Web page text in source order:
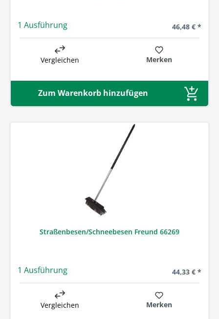
1 Ausführung Regulärer
46,48 € *
Vergleichen Merken
Zum Warenkorb hinzufügen
Straßenbesen/Schneebesen Freund 66269
1 Ausführung Regulärer
44,33 € *
Vergleichen Merken